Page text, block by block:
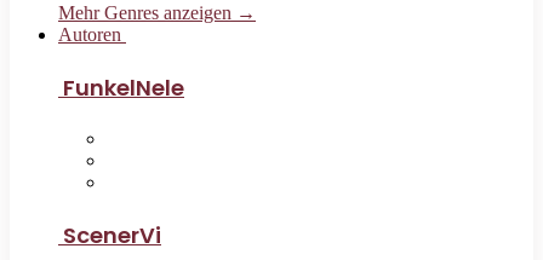
Mehr Genres anzeigen →
Autoren
FunkelNele
ScenerVi